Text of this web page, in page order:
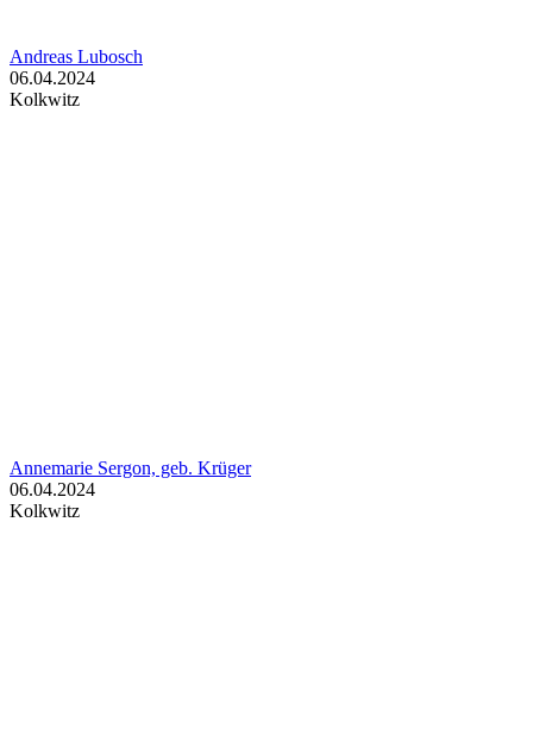
Andreas Lubosch
06.04.2024
Kolkwitz
Annemarie Sergon, geb. Krüger
06.04.2024
Kolkwitz